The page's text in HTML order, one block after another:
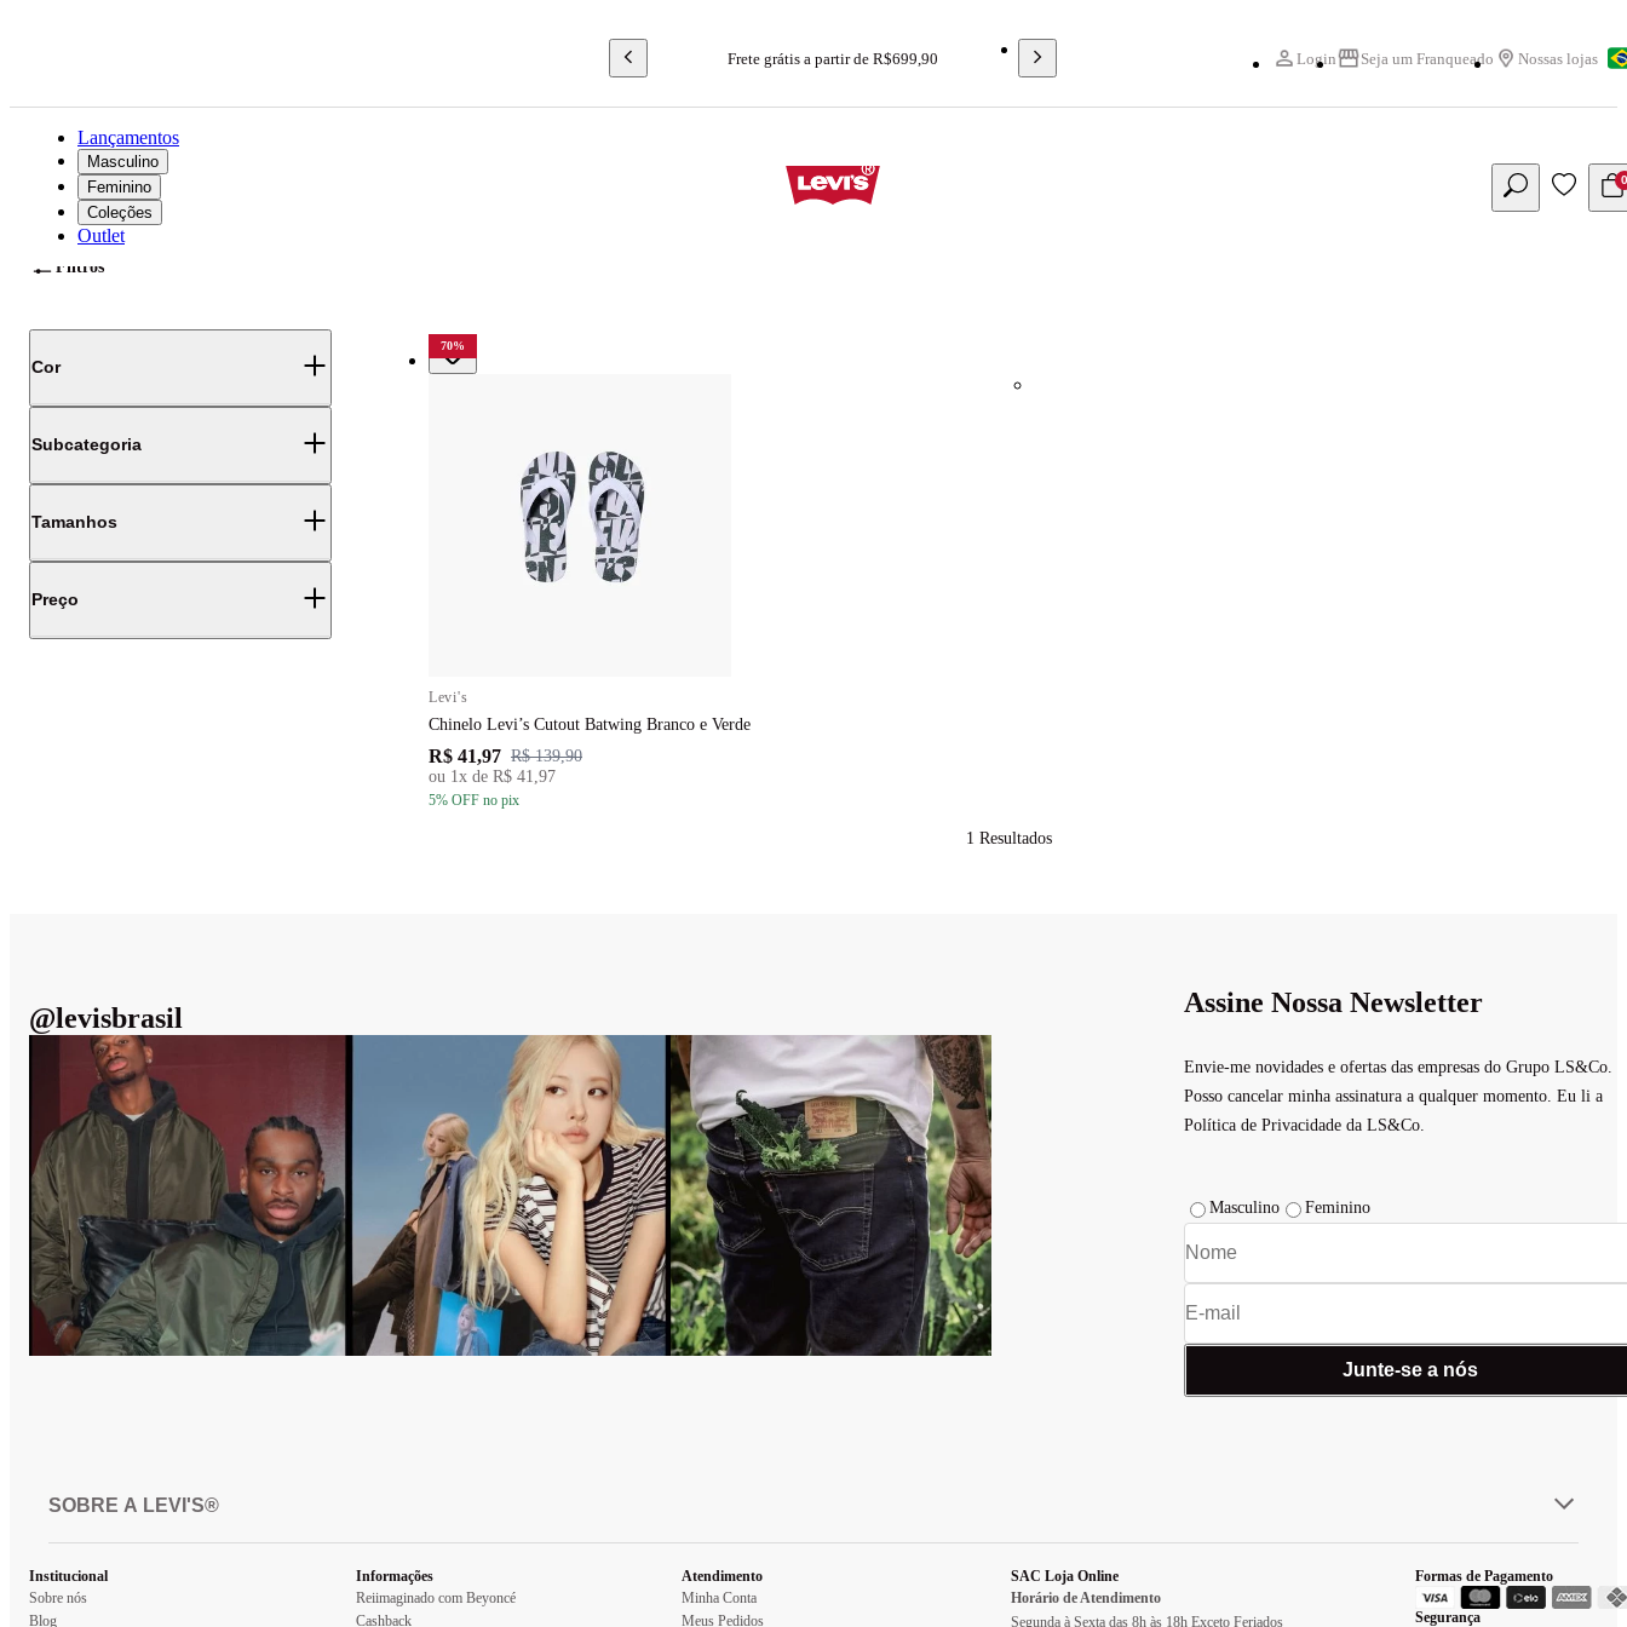
Frete grátis a partir de R$699,90 Login Seja um Franqueado Nossas lojas
Lançamentos
Masculino
Feminino
Coleções
Outlet
0
Filtros
Cor
Subcategoria
Tamanhos
Preço
70%
Levi's
Chinelo Levi’s Cutout Batwing Branco e Verde
R$ 41,97 R$ 139,90
ou 1x de R$ 41,97
5% OFF no pix
1 Resultados
@levisbrasil
Assine Nossa Newsletter
Envie-me novidades e ofertas das empresas do Grupo LS&Co.
Posso cancelar minha assinatura a qualquer momento. Eu li a
Política de Privacidade da LS&Co.
Masculino Feminino
Junte-se a nós
SOBRE A LEVI'S®
Institucional
Sobre nós
Blog
Informações
Reiimaginado com Beyoncé
Cashback
Atendimento
Minha Conta
Meus Pedidos
SAC Loja Online
Horário de Atendimento
Segunda à Sexta das 8h às 18h Exceto Feriados
Formas de Pagamento
Segurança